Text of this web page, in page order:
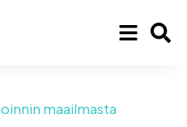
maailmasta